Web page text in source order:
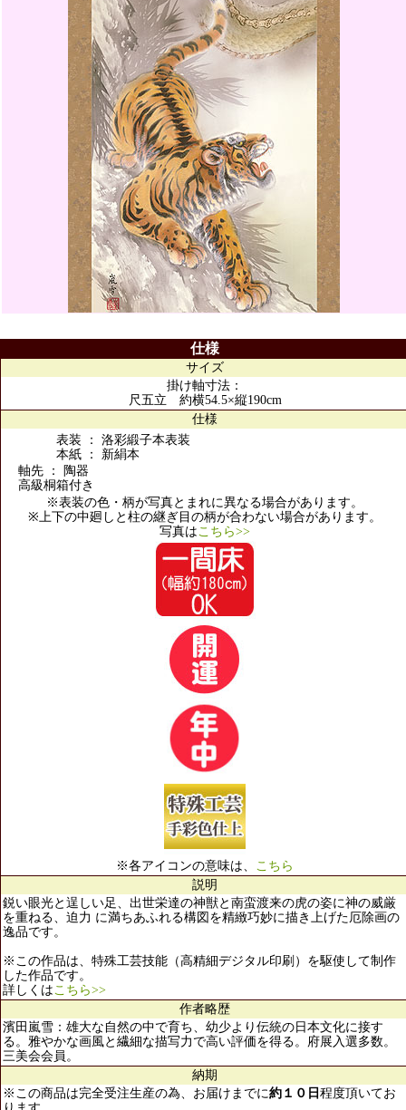
仕様
サイズ
掛け軸寸法：
尺五立 約横54.5×縦190cm
仕様
表装 ： 洛彩緞子本表装
本紙 ： 新絹本
軸先 ： 陶器
高級桐箱付き
※表装の色・柄が写真とまれに異なる場合があります。
※上下の中廻しと柱の継ぎ目の柄が合わない場合があります。
写真はこちら>>
※各アイコンの意味は、 こちら
説明
鋭い眼光と逞しい足、出世栄達の神獣と南蛮渡来の虎の姿に神の威厳
を重ねる、迫力 に満ちあふれる構図を精緻巧妙に描き上げた厄除画の
逸品です。
※この作品は、特殊工芸技能（高精細デジタル印刷）を駆使して制作
した作品です。
詳しくはこちら>>
作者略歴
濱田嵐雪：雄大な自然の中で育ち、幼少より伝統の日本文化に接す
る。雅やかな画風と繊細な描写力で高い評価を得る。府展入選多数。
三美会会員。
納期
※この商品は完全受注生産の為、お届けまでに約１０日 程度頂いてお